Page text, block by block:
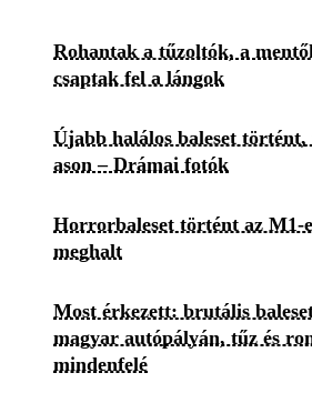
Rohantak a tűzoltók, a
csaptak fel a lángok
Újabb halálos baleset
ason – Drámai fotók
Horrorbaleset történt az M1-
meghalt
Most érkezett: brutális
magyar autópályán, tűz és
mindenfelé